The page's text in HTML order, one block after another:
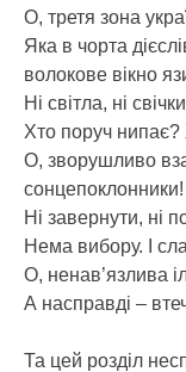
О, третя зона
Яка в чорта
волокове вікно
Ні світла, ні
Хто поруч нипає?
О, зворушливо
сонцепоклонники!
Ні завернути, ні
Нема вибору. І
О, ненав’язлива
А насправді –
Та цей розділ